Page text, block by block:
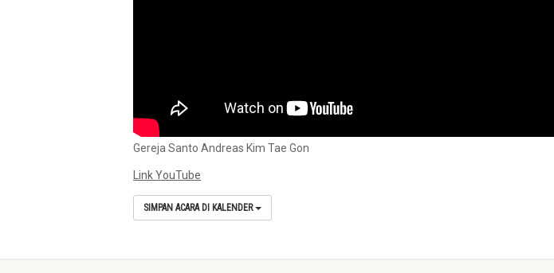
Gereja Santo Andreas Kim Tae Gon
Link YouTube
SIMPAN ACARA DI KALENDER